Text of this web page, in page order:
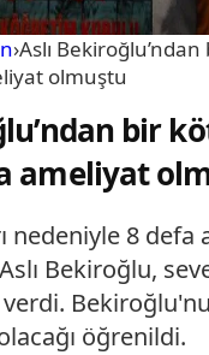
›Aslı
olmuştu
bir
ameliyat
nedeniyle 8
Bekiroğlu,
öğrenildi.